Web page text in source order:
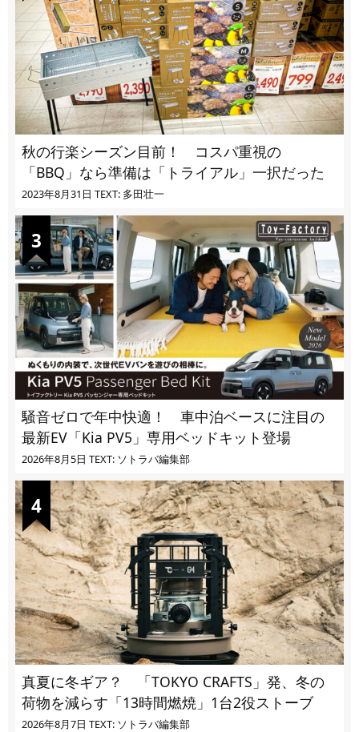
秋の行楽シーズン目前！ コスパ重視の
「BBQ」なら準備は「トライアル」一択だった
2023年8月31日 TEXT: 多田壮一
騒音ゼロで年中快適！ 車中泊ベースに注目の
最新EV「Kia PV5」専用ベッドキット登場
2026年8月5日 TEXT: ソトラバ編集部
真夏に冬ギア？ 「TOKYO CRAFTS」発、冬の
荷物を減らす「13時間燃焼」1台2役ストーブ
2026年8月7日 TEXT: ソトラバ編集部